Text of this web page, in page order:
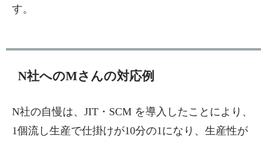
す。
N社へのMさんの対応例
N社の自慢は、JIT・SCM を導入したことにより、
1個流し生産で仕掛けが10分の1になり、生産性が